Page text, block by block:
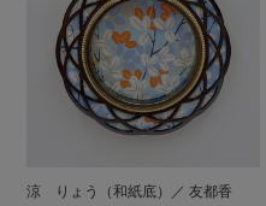
涼 りょう（和紙底）／ 友都香